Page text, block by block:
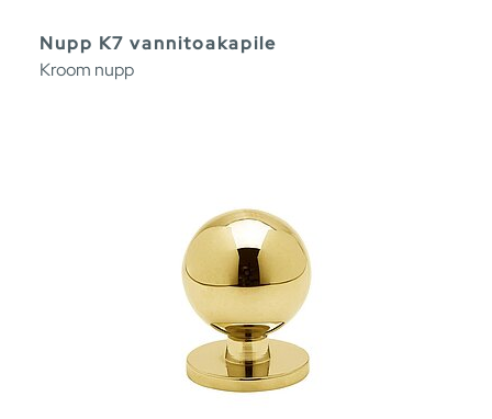
Nupp K7 vannitoakapile
Kroom nupp